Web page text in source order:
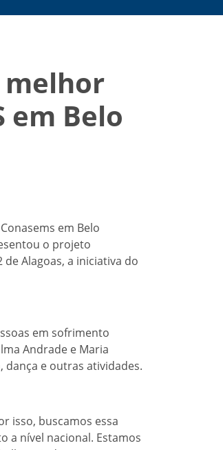
melhor
em Belo
em Belo
o projeto
de Alagoas, a iniciativa do
em sofrimento
Andrade e Maria
e outras atividades.
isso, buscamos essa
a nível nacional. Estamos